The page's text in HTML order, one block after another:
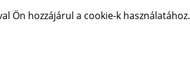
Ön hozzájárul a cookie-k használatához.